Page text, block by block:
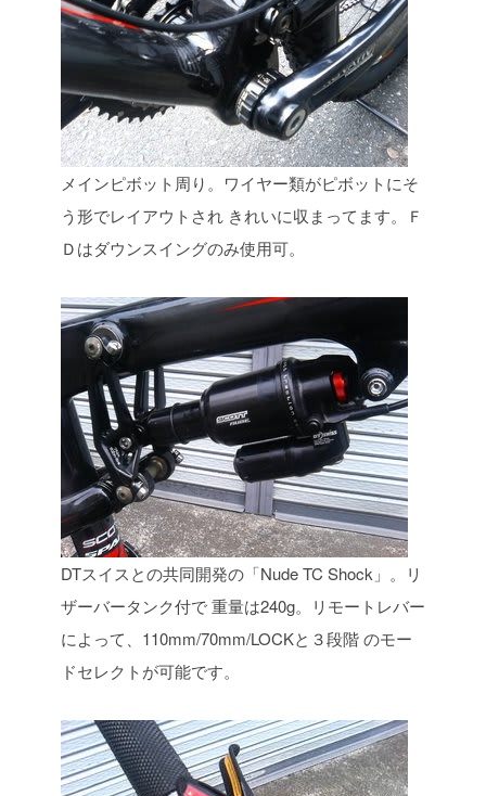
メインピボット周り。ワイヤー類がピボットにそ
う形でレイアウトされ きれいに収まってます。Ｆ
Ｄはダウンスイングのみ使用可。
DTスイスとの共同開発の「Nude TC Shock」。リ
ザーバータンク付で重量は240g。リモートレバー
によって、110mm/70mm/LOCKと３段階のモー
ドセレクトが可能です。